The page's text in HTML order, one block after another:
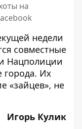
на
недели
совместные
Нацполиции
города. Их
«зайцев», не
Игорь Кулик